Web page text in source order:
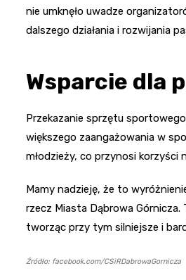
nie umknęło uwadze
dalszego działania i rozwijania
Wsparcie dla
Przekazanie sprzętu
większego zaangażowania w
młodzieży, co przynosi korzyści
Mamy nadzieję, że to
rzecz Miasta Dąbrowa Górnicza.
tworząc przy tym silniejsze i
Źródło: facebook.com/CSiRDabrowaGornicza